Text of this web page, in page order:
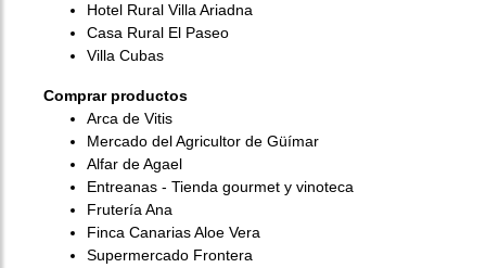
Hotel Rural Villa Ariadna
Casa Rural El Paseo
Villa Cubas
Comprar productos
Arca de Vitis
Mercado del Agricultor de Güímar
Alfar de Agael
Entreanas - Tienda gourmet y vinoteca
Frutería Ana
Finca Canarias Aloe Vera
Supermercado Frontera